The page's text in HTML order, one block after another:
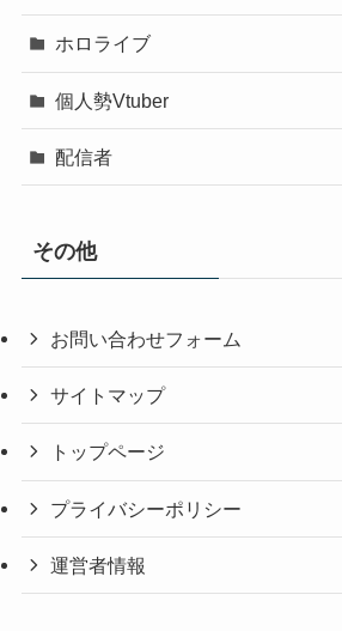
ホロライブ
個人勢Vtuber
配信者
その他
お問い合わせフォーム
サイトマップ
トップページ
プライバシーポリシー
運営者情報